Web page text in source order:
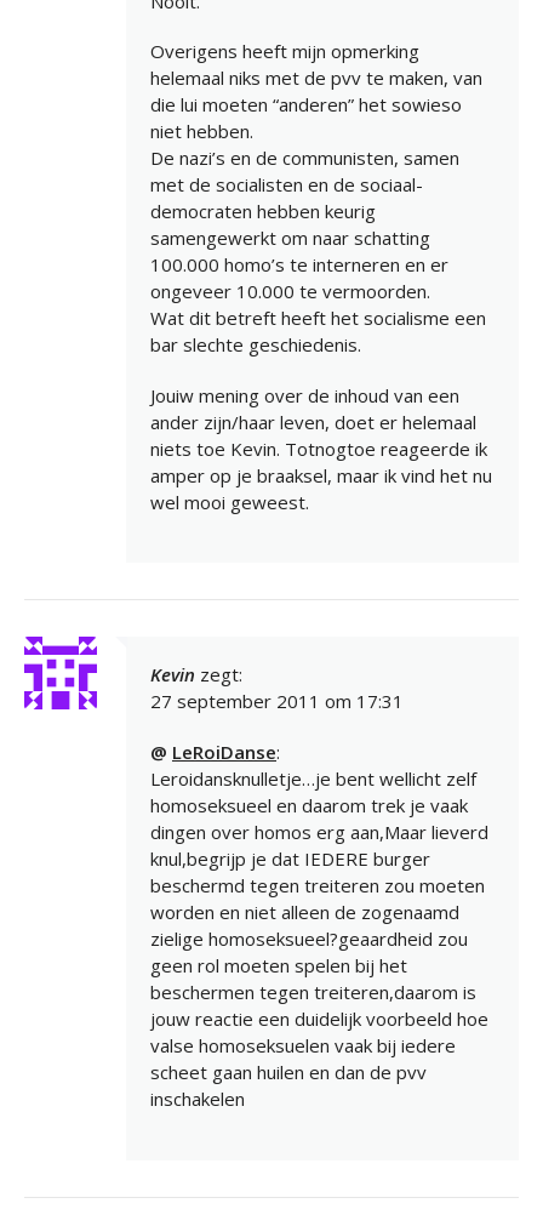
Overigens heeft mijn opmerking
helemaal niks met de pvv te maken, van
die lui moeten “anderen” het sowieso
niet hebben.
De nazi’s en de communisten, samen
met de socialisten en de sociaal-
democraten hebben keurig
samengewerkt om naar schatting
100.000 homo’s te interneren en er
ongeveer 10.000 te vermoorden.
Wat dit betreft heeft het socialisme een
bar slechte geschiedenis.
Jouiw mening over de inhoud van een
ander zijn/haar leven, doet er helemaal
niets toe Kevin. Totnogtoe reageerde ik
amper op je braaksel, maar ik vind het nu
wel mooi geweest.
Kevin zegt:
27 september 2011 om 17:31
@ LeRoiDanse:
Leroidansknulletje…je bent wellicht zelf
homoseksueel en daarom trek je vaak
dingen over homos erg aan,Maar lieverd
knul,begrijp je dat IEDERE burger
beschermd tegen treiteren zou moeten
worden en niet alleen de zogenaamd
zielige homoseksueel?geaardheid zou
geen rol moeten spelen bij het
beschermen tegen treiteren,daarom is
jouw reactie een duidelijk voorbeeld hoe
valse homoseksuelen vaak bij iedere
scheet gaan huilen en dan de pvv
inschakelen